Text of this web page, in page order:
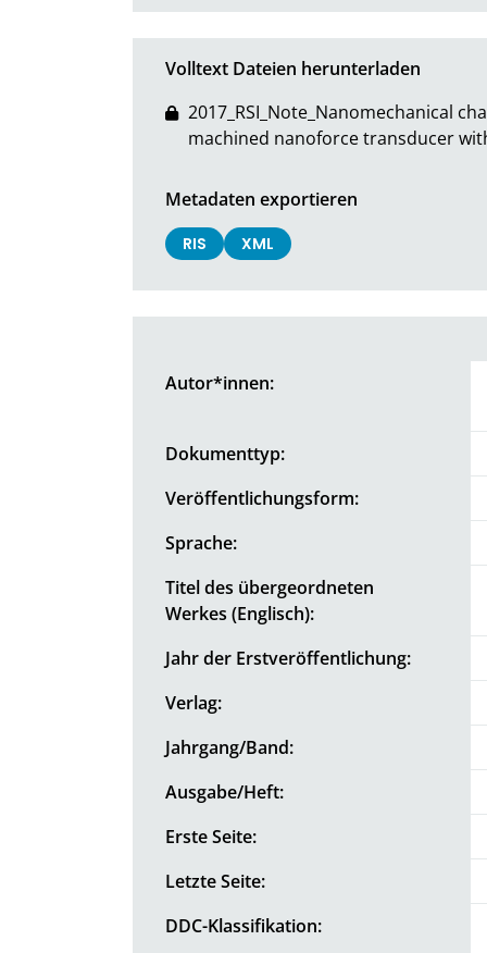
Volltext Dateien herunterladen
2017_RSI_Note_Nanomechanical
machined nanoforce transducer
Metadaten exportieren
RIS XML
Autor*innen:
Dokumenttyp:
Veröffentlichungsform:
Sprache:
Titel des übergeordneten
Werkes (Englisch):
Jahr der Erstveröffentlichung:
Verlag:
Jahrgang/Band:
Ausgabe/Heft:
Erste Seite:
Letzte Seite:
DDC-Klassifikation: